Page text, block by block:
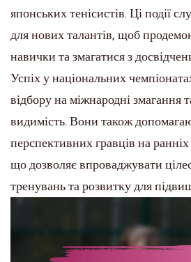
японських тенісистів. Ці події
для нових талантів, щоб
навички та змагатися з
Успіх у національних
відбору на міжнародні змагання
видимість. Вони також
перспективних гравців на ранніх
що дозволяє впроваджувати
тренувань та розвитку для